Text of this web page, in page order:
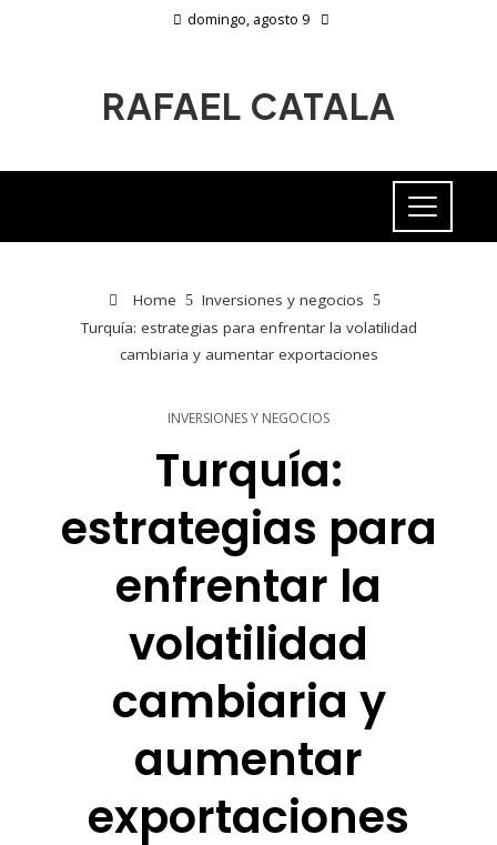
domingo, agosto 9
RAFAEL CATALA
Home
Inversiones y negocios
Turquía: estrategias para enfrentar la volatilidad
cambiaria y aumentar exportaciones
INVERSIONES Y NEGOCIOS
Turquía:
estrategias para
enfrentar la
volatilidad
cambiaria y
aumentar
exportaciones